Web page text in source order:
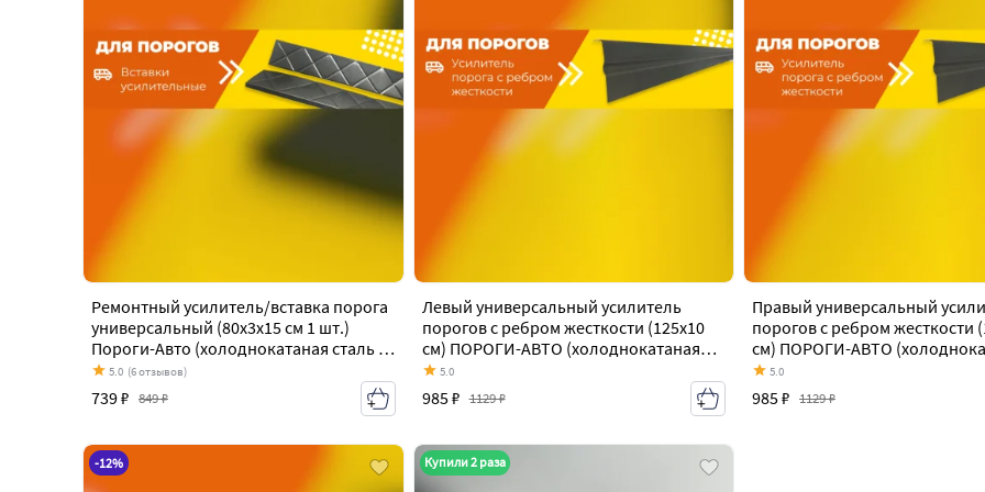
Ремонтный усилитель/вставка порога
универсальный (80х3х15 см 1 шт.)
Пороги-Авто (холоднокатаная сталь 1
мм) Volkswagen Caddy 9K,9U (1995-
2003)
5.0 (6 отзывов)
739 ₽ 849 ₽
Левый универсальный усилитель
порогов с ребром жесткости (125х10
см) ПОРОГИ-АВТО (холоднокатаная
сталь 1 мм) Volkswagen Caddy 9K,9U
(1995-2003)
5.0
985 ₽ 1129 ₽
Правый универсальный
порогов с ребром жесткости
см) ПОРОГИ-АВТО
сталь 1 мм) Volkswagen Caddy
(1995-2003)
5.0
985 ₽ 1129 ₽
-12% Купили 2 раза